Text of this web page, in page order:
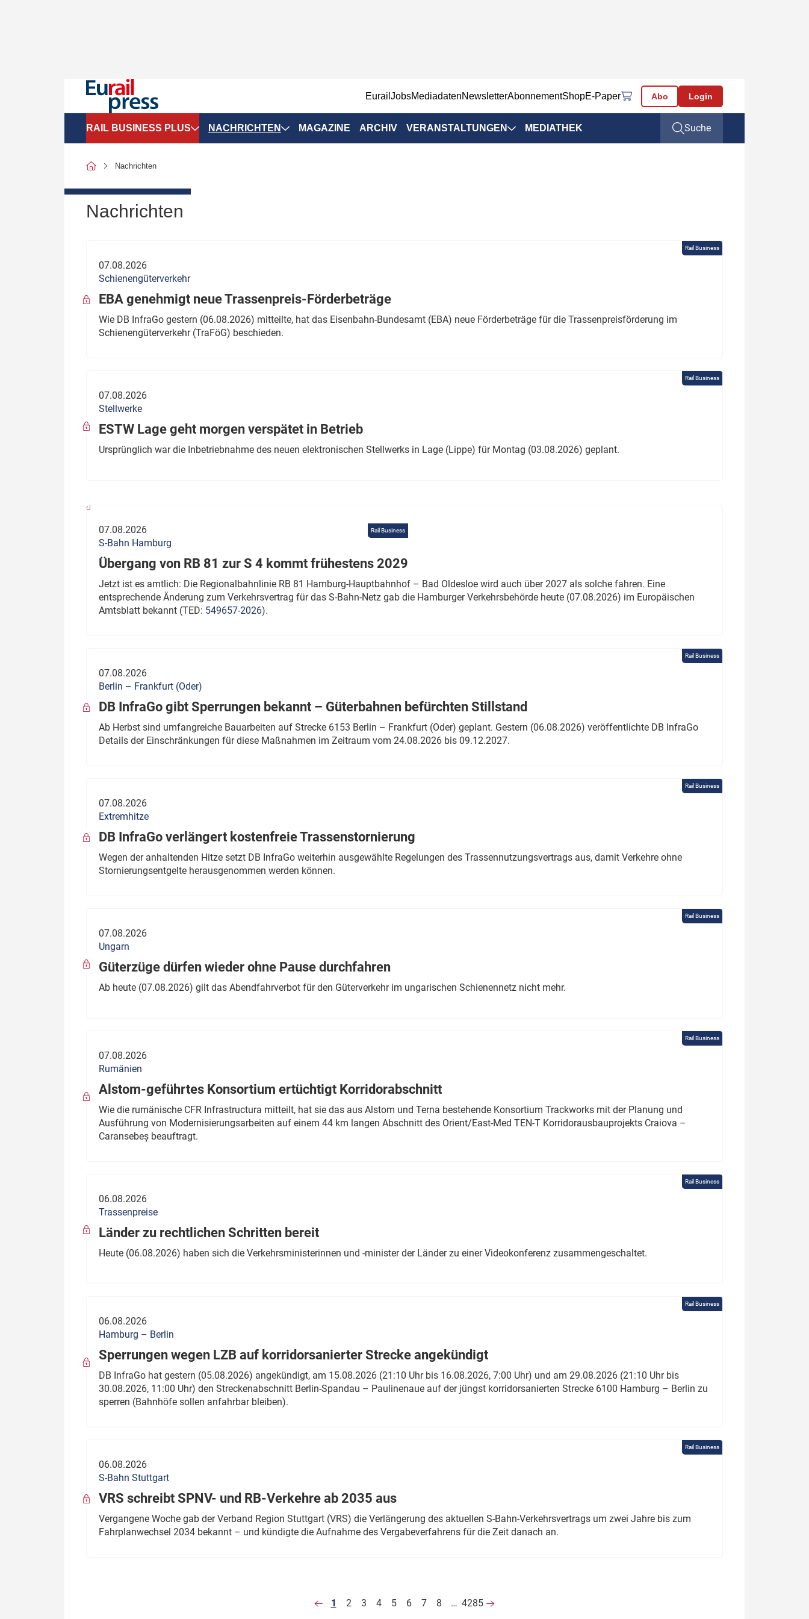
EurailJobsMediadatenNewsletterAbonnementShopE-Paper Abo Login
RAIL BUSINESS PLUS
SPNV-Marktdaten
Politik
Verbände: Wer spricht für
wen?
Thema des Monats
Dossier: Generalsanierung
Dossier: ETCS
NACHRICHTEN
Infrastruktur & Ausrüstung
ÖPNV
MAGAZINE ARCHIV VERANSTALTUNGEN MEDIATHEK Suche
Nachrichten
Nachrichten
Rail Business
07.08.2026
Schienengüterverkehr
EBA genehmigt neue Trassenpreis-Förderbeträge
Wie DB InfraGo gestern (06.08.2026) mitteilte, hat das Eisenbahn-Bundesamt (EBA) neue Förderbeträge für die Trassenpreisförderung im
Schienengüterverkehr (TraFöG) beschieden.
Rail Business
07.08.2026
Stellwerke
ESTW Lage geht morgen verspätet in Betrieb
Ursprünglich war die Inbetriebnahme des neuen elektronischen Stellwerks in Lage (Lippe) für Montag (03.08.2026) geplant.
Rail Business
07.08.2026
S-Bahn Hamburg
Übergang von RB 81 zur S 4 kommt frühestens 2029
Jetzt ist es amtlich: Die Regionalbahnlinie RB 81 Hamburg-Hauptbahnhof – Bad Oldesloe wird auch über 2027 als solche fahren. Eine
entsprechende Änderung zum Verkehrsvertrag für das S-Bahn-Netz gab die Hamburger Verkehrsbehörde heute (07.08.2026) im Europäischen
Amtsblatt bekannt (TED: 549657-2026).
Rail Business
07.08.2026
Berlin – Frankfurt (Oder)
DB InfraGo gibt Sperrungen bekannt – Güterbahnen befürchten Stillstand
Ab Herbst sind umfangreiche Bauarbeiten auf Strecke 6153 Berlin – Frankfurt (Oder) geplant. Gestern (06.08.2026) veröffentlichte DB InfraGo
Details der Einschränkungen für diese Maßnahmen im Zeitraum vom 24.08.2026 bis 09.12.2027.
Rail Business
07.08.2026
Extremhitze
DB InfraGo verlängert kostenfreie Trassenstornierung
Wegen der anhaltenden Hitze setzt DB InfraGo weiterhin ausgewählte Regelungen des Trassennutzungsvertrags aus, damit Verkehre ohne
Stornierungsentgelte herausgenommen werden können.
Rail Business
07.08.2026
Ungarn
Güterzüge dürfen wieder ohne Pause durchfahren
Ab heute (07.08.2026) gilt das Abendfahrverbot für den Güterverkehr im ungarischen Schienennetz nicht mehr.
Rail Business
07.08.2026
Rumänien
Alstom-geführtes Konsortium ertüchtigt Korridorabschnitt
Wie die rumänische CFR Infrastructura mitteilt, hat sie das aus Alstom und Terna bestehende Konsortium Trackworks mit der Planung und
Ausführung von Modernisierungsarbeiten auf einem 44 km langen Abschnitt des Orient/East-Med TEN-T Korridorausbauprojekts Craiova –
Caransebeș beauftragt.
Rail Business
06.08.2026
Trassenpreise
Länder zu rechtlichen Schritten bereit
Heute (06.08.2026) haben sich die Verkehrsministerinnen und -minister der Länder zu einer Videokonferenz zusammengeschaltet.
Rail Business
06.08.2026
Hamburg – Berlin
Sperrungen wegen LZB auf korridorsanierter Strecke angekündigt
DB InfraGo hat gestern (05.08.2026) angekündigt, am 15.08.2026 (21:10 Uhr bis 16.08.2026, 7:00 Uhr) und am 29.08.2026 (21:10 Uhr bis
30.08.2026, 11:00 Uhr) den Streckenabschnitt Berlin-Spandau – Paulinenaue auf der jüngst korridorsanierten Strecke 6100 Hamburg – Berlin zu
sperren (Bahnhöfe sollen anfahrbar bleiben).
Rail Business
06.08.2026
S-Bahn Stuttgart
VRS schreibt SPNV- und RB-Verkehre ab 2035 aus
Vergangene Woche gab der Verband Region Stuttgart (VRS) die Verlängerung des aktuellen S-Bahn-Verkehrsvertrags um zwei Jahre bis zum
Fahrplanwechsel 2034 bekannt – und kündigte die Aufnahme des Vergabeverfahrens für die Zeit danach an.
1 2 3 4 5 6 7 8 … 4285